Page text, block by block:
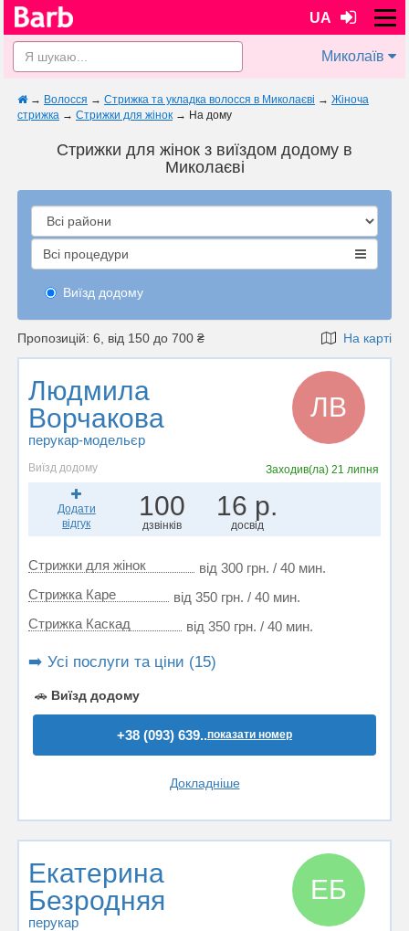
UA
Миколаїв
→ Волосся → Стрижка та укладка волосся в Миколаєві → Жіноча
стрижка → Стрижки для жінок → На дому
Стрижки для жінок з виїздом додому в
Миколаєві
Всі процедури
Виїзд додому
Пропозицій: 6, від 150 до 700 ₴ На карті
Людмила
Ворчакова
перукар-модельєр
ЛВ
Виїзд додому Заходив(ла) 21 липня
Додати
відгук
100
дзвінків
16 р.
досвід
Стрижки для жінок
від 300 грн. / 40 мин.
Стрижка Каре
від 350 грн. / 40 мин.
Стрижка Каскад
від 350 грн. / 40 мин.
➡️ Усі послуги та ціни (15)
🚗 Виїзд додому
+38 (093) 639..показати номер
Докладніше
Екатерина
Безродняя
перукар
ЕБ